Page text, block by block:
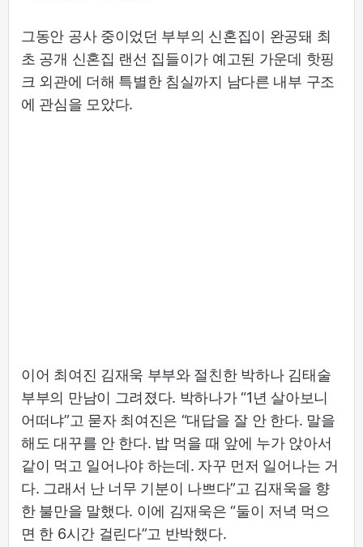
그동안 공사 중이었던 부부의 신혼집이 완공돼 최
초 공개 신혼집 랜선 집들이가 예고된 가운데 핫핑
크 외관에 더해 특별한 침실까지 남다른 내부 구조
에 관심을 모았다.
이어 최여진 김재욱 부부와 절친한 박하나 김태술
부부의 만남이 그려졌다. 박하나가 “1년 살아보니
어떠냐”고 묻자 최여진은 “대답을 잘 안 한다. 말을
해도 대꾸를 안 한다. 밥 먹을 때 앞에 누가 앉아서
같이 먹고 일어나야 하는데. 자꾸 먼저 일어나는 거
다. 그래서 난 너무 기분이 나쁘다”고 김재욱을 향
한 불만을 말했다. 이에 김재욱은 “둘이 저녁 먹으
면 한 6시간 걸린다”고 반박했다.